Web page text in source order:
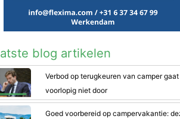
blog artikelen
Verbod op terugkeuren van camper gaat
voorlopig niet door
Goed voorbereid op campervakantie: